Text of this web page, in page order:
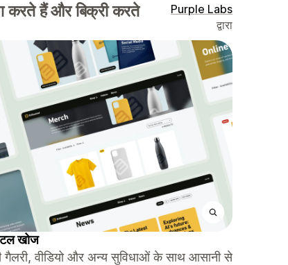
करते हैं और बिक्री करते
Purple Labs
द्वारा
खोज
गैलरी, वीडियो और अन्य सुविधाओं के साथ आसानी से